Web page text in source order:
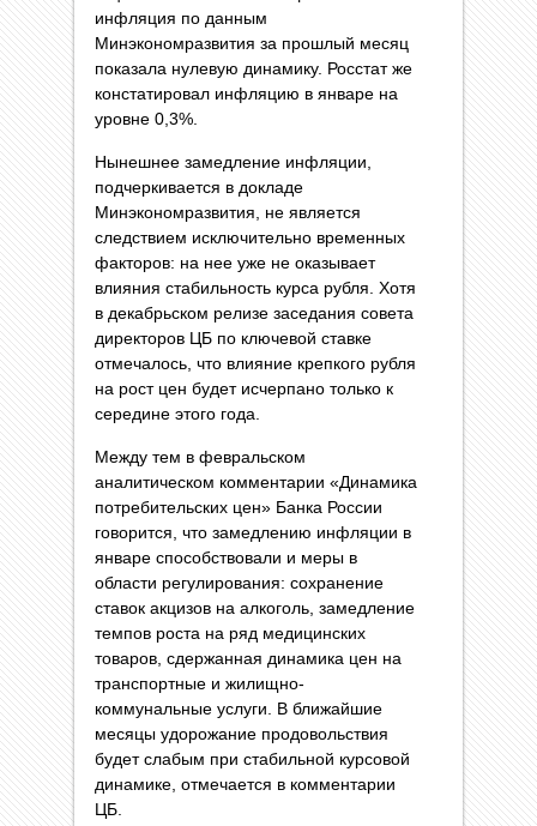
инфляция по данным
Минэкономразвития за прошлый месяц
показала нулевую динамику. Росстат же
констатировал инфляцию в январе на
уровне 0,3%.
Нынешнее замедление инфляции,
подчеркивается в докладе
Минэкономразвития, не является
следствием исключительно временных
факторов: на нее уже не оказывает
влияния стабильность курса рубля. Хотя
в декабрьском релизе заседания совета
директоров ЦБ по ключевой ставке
отмечалось, что влияние крепкого рубля
на рост цен будет исчерпано только к
середине этого года.
Между тем в февральском
аналитическом комментарии «Динамика
потребительских цен» Банка России
говорится, что замедлению инфляции в
январе способствовали и меры в
области регулирования: сохранение
ставок акцизов на алкоголь, замедление
темпов роста на ряд медицинских
товаров, сдержанная динамика цен на
транспортные и жилищно-
коммунальные услуги. В ближайшие
месяцы удорожание продовольствия
будет слабым при стабильной курсовой
динамике, отмечается в комментарии
ЦБ.